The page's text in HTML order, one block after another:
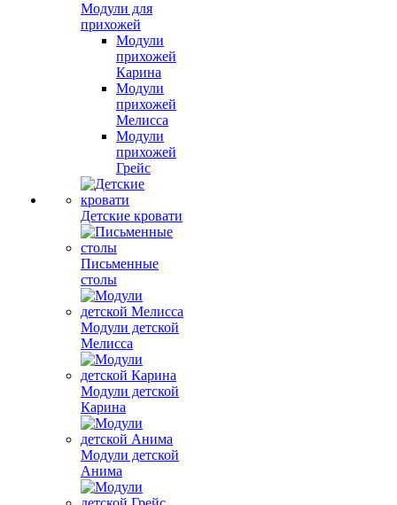
Модули для
прихожей
Модули
прихожей
Карина
Модули
прихожей
Мелисса
Модули
прихожей
Грейс
Детские кровати
Письменные
столы
Модули детской
Мелисса
Модули детской
Карина
Модули детской
Анима